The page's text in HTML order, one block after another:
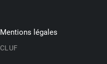
Mentions légales
CLUF